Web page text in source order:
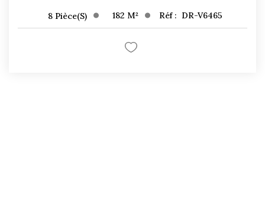
8 Pièce(s) 182 M² Réf : DR-V6465